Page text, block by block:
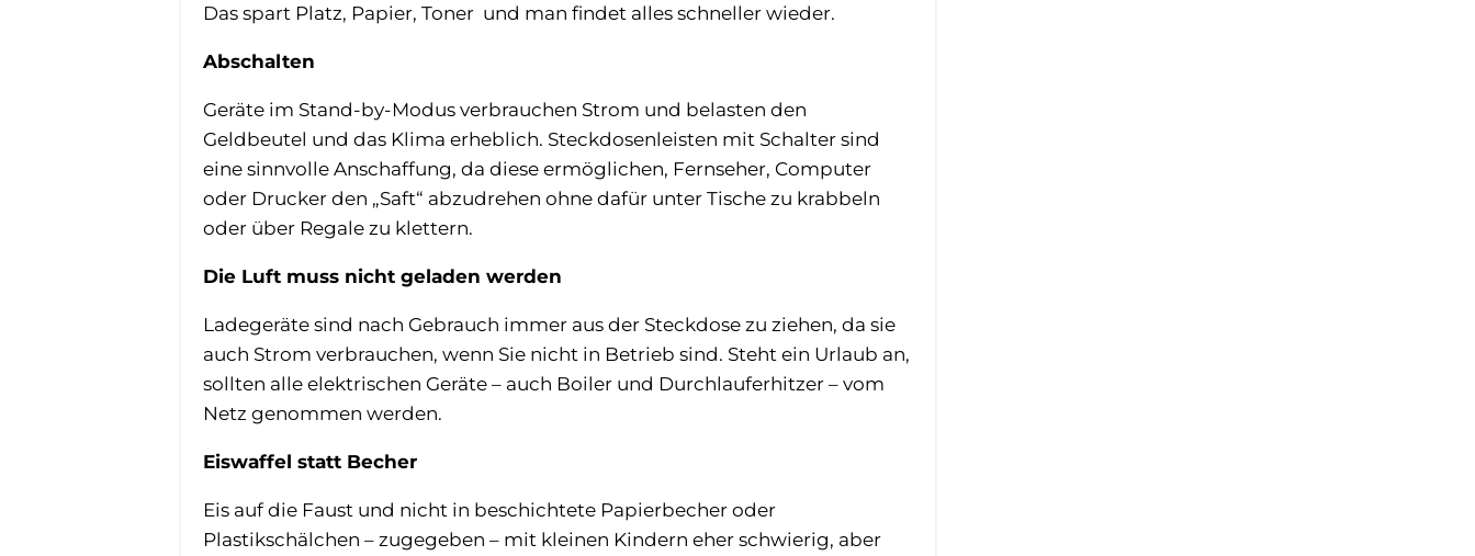
Das spart Platz, Papier, Toner und man findet alles schneller wieder.
Abschalten
Geräte im Stand-by-Modus verbrauchen Strom und belasten den
Geldbeutel und das Klima erheblich. Steckdosenleisten mit Schalter sind
eine sinnvolle Anschaffung, da diese ermöglichen, Fernseher, Computer
oder Drucker den „Saft“ abzudrehen ohne dafür unter Tische zu krabbeln
oder über Regale zu klettern.
Die Luft muss nicht geladen werden
Ladegeräte sind nach Gebrauch immer aus der Steckdose zu ziehen, da sie
auch Strom verbrauchen, wenn Sie nicht in Betrieb sind. Steht ein Urlaub an,
sollten alle elektrischen Geräte – auch Boiler und Durchlauferhitzer – vom
Netz genommen werden.
Eiswaffel statt Becher
Eis auf die Faust und nicht in beschichtete Papierbecher oder
Plastikschälchen – zugegeben – mit kleinen Kindern eher schwierig, aber